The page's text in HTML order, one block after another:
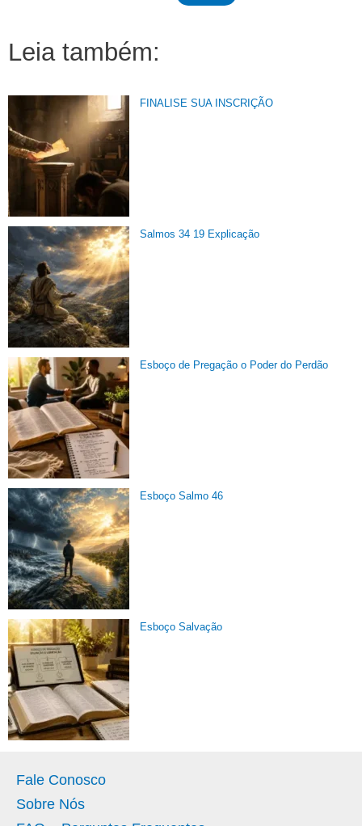
Leia também:
FINALISE SUA INSCRIÇÃO
Salmos 34 19 Explicação
Esboço de Pregação o Poder do Perdão
Esboço Salmo 46
Esboço Salvação
Fale Conosco
Sobre Nós